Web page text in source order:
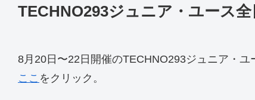
TECHNO293ジュニア・ユース全
8月20日〜22日開催のTECHNO293ジュニア・ユ
ここ をクリック。